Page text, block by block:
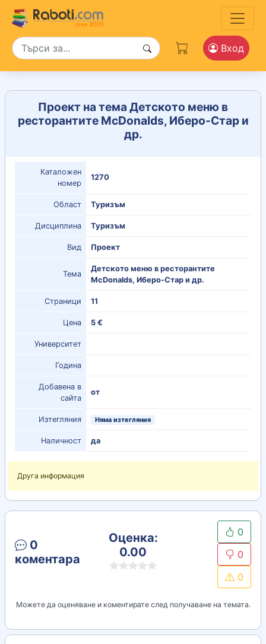
Вход
Проект на тема Детското меню в
ресторантите McDonalds, Иберо-Стар и
др.
Каталожен
номер
1270
Област Туризъм
Дисциплина Туризъм
Вид Проект
Тема
Детското меню в ресторантите
McDonalds, Иберо-Стар и др.
Страници 11
Цена 5 €
Университет
Година
Добавена в
сайта
от
Изтегляния Няма изтегляния
Наличност да
Друга информация
0
коментара
Оценка:
0.00
0
0
0
Можете да оценяване и коментирате след получаване на темата.